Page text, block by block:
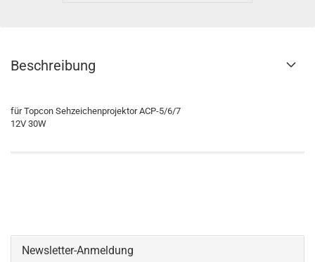
Beschreibung
für Topcon Sehzeichenprojektor ACP-5/6/7
12V 30W
Newsletter-Anmeldung